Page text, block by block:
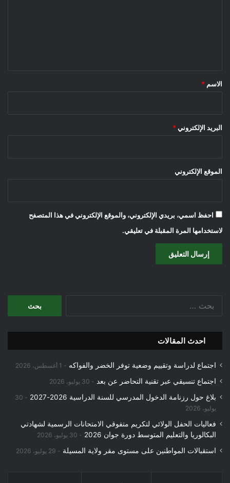
*
الاسم *
البريد الإلكتروني *
الموقع الإلكتروني
احفظ اسمي، بريدي الإلكتروني، والموقع الإلكتروني في هذا المتصفح
لاستخدامها المرة المقبلة في تعليقي.
احدث المقالات
اجتماع لدراسة وتقييم وضعية توفر الخضر والفواكه 1 أغسطس، 2026
اجتماع تنسيقي عبر تقنية التحاضر عن بعد 30 يوليو، 2026
بلاغ حول رزنامة الدخول المدرسي للسنة الدراسية 2026-2027
30
يوليو، 2026
فعاليات الحفل الولائي لتكريم متفوقي الامتحانات الرسمية لشهادتي
البكالوريا والتعليم المتوسط دورة جوان 2026
30 يوليو، 2026
استقبالات المواطنين على مستوى مقر ولاية المسيلة 29 يوليو، 2026